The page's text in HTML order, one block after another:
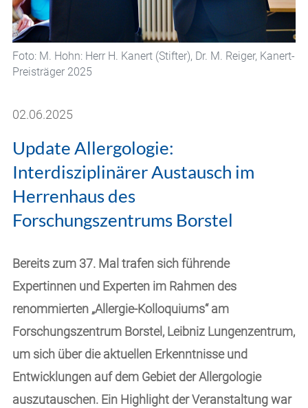
Foto: M. Hohn: Herr H. Kanert (Stifter), Dr. M. Reiger, Kanert-
Preisträger 2025
02.06.2025
Update Allergologie:
Interdisziplinärer Austausch im
Herrenhaus des
Forschungszentrums Borstel
Bereits zum 37. Mal trafen sich führende
Expertinnen und Experten im Rahmen des
renommierten „Allergie-Kolloquiums“ am
Forschungszentrum Borstel, Leibniz Lungenzentrum,
um sich über die aktuellen Erkenntnisse und
Entwicklungen auf dem Gebiet der Allergologie
auszutauschen. Ein Highlight der Veranstaltung war